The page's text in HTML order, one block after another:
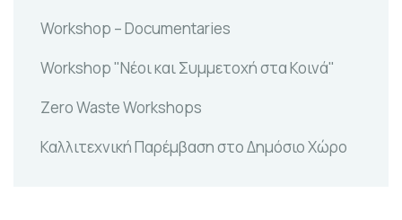
Workshop – Documentaries
Workshop "Νέοι και Συμμετοχή στα Κοινά"
Zero Waste Workshops
Καλλιτεχνική Παρέμβαση στο Δημόσιο Χώρο